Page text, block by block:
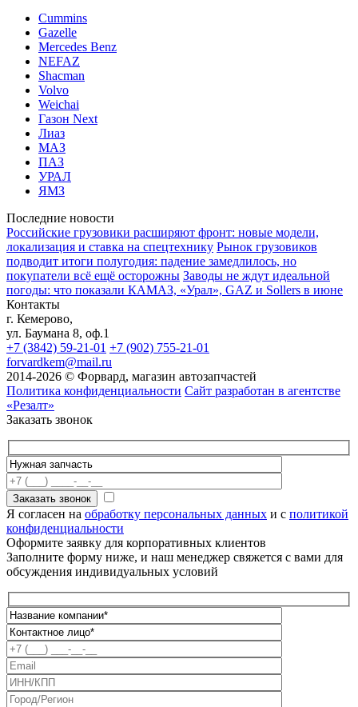
Cummins
Gazelle
Mercedes Benz
NEFAZ
Shacman
Volvo
Weichai
Газон Next
Лиаз
МАЗ
ПАЗ
УРАЛ
ЯМЗ
Последние новости
Российские грузовики расширяют фронт: новые модели,
локализация и ставка на спецтехнику Рынок грузовиков
подводит итоги полугодия: падение замедлилось, но
покупатели всё ещё осторожны Заводы не ждут идеальной
погоды: что показали КАМАЗ, «Урал», GAZ и Sollers в июне
Контакты
г. Кемерово,
ул. Баумана 8, оф.1
+7 (3842) 59-21-01 +7 (902) 755-21-01
forvardkem@mail.ru
2014-2026 © Форвард, магазин автозапчастей
Политика конфиденциальности Сайт разработан в агентстве
«Резалт»
Заказать звонок
Я согласен на обработку персональных данных и с политикой
конфиденциальности
Оформите заявку для корпоративных клиентов
Заполните форму ниже, и наш менеджер свяжется с вами для
обсуждения индивидуальных условий